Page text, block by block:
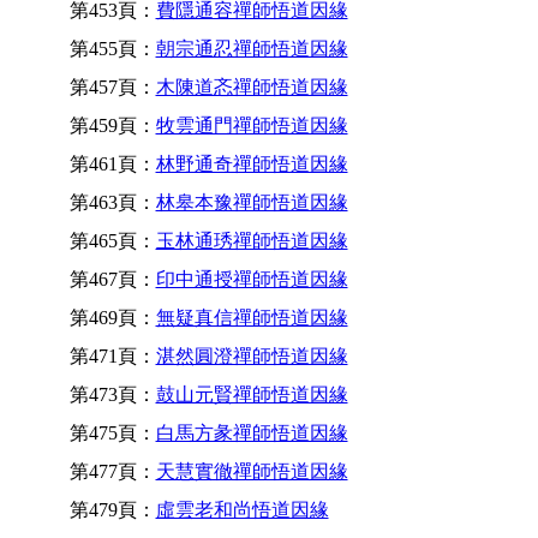
第453頁： 費隱通容禪師悟道因緣
第455頁： 朝宗通忍禪師悟道因緣
第457頁： 木陳道忞禪師悟道因緣
第459頁： 牧雲通門禪師悟道因緣
第461頁： 林野通奇禪師悟道因緣
第463頁： 林皋本豫禪師悟道因緣
第465頁： 玉林通琇禪師悟道因緣
第467頁： 印中通授禪師悟道因緣
第469頁： 無疑真信禪師悟道因緣
第471頁： 湛然圓澄禪師悟道因緣
第473頁： 鼓山元賢禪師悟道因緣
第475頁： 白馬方彖禪師悟道因緣
第477頁： 天慧實徹禪師悟道因緣
第479頁： 虛雲老和尚悟道因緣